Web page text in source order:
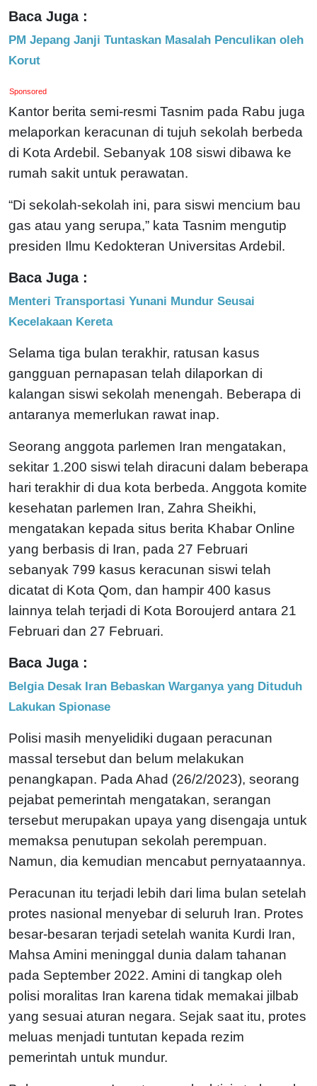
Baca Juga :
PM Jepang Janji Tuntaskan Masalah Penculikan oleh
Korut
Sponsored
Kantor berita semi-resmi Tasnim pada Rabu juga
melaporkan keracunan di tujuh sekolah berbeda
di Kota Ardebil. Sebanyak 108 siswi dibawa ke
rumah sakit untuk perawatan.
“Di sekolah-sekolah ini, para siswi mencium bau
gas atau yang serupa,” kata Tasnim mengutip
presiden Ilmu Kedokteran Universitas Ardebil.
Baca Juga :
Menteri Transportasi Yunani Mundur Seusai
Kecelakaan Kereta
Selama tiga bulan terakhir, ratusan kasus
gangguan pernapasan telah dilaporkan di
kalangan siswi sekolah menengah. Beberapa di
antaranya memerlukan rawat inap.
Seorang anggota parlemen Iran mengatakan,
sekitar 1.200 siswi telah diracuni dalam beberapa
hari terakhir di dua kota berbeda. Anggota komite
kesehatan parlemen Iran, Zahra Sheikhi,
mengatakan kepada situs berita Khabar Online
yang berbasis di Iran, pada 27 Februari
sebanyak 799 kasus keracunan siswi telah
dicatat di Kota Qom, dan hampir 400 kasus
lainnya telah terjadi di Kota Boroujerd antara 21
Februari dan 27 Februari.
Baca Juga :
Belgia Desak Iran Bebaskan Warganya yang Dituduh
Lakukan Spionase
Polisi masih menyelidiki dugaan peracunan
massal tersebut dan belum melakukan
penangkapan. Pada Ahad (26/2/2023), seorang
pejabat pemerintah mengatakan, serangan
tersebut merupakan upaya yang disengaja untuk
memaksa penutupan sekolah perempuan.
Namun, dia kemudian mencabut pernyataannya.
Peracunan itu terjadi lebih dari lima bulan setelah
protes nasional menyebar di seluruh Iran. Protes
besar-besaran terjadi setelah wanita Kurdi Iran,
Mahsa Amini meninggal dunia dalam tahanan
pada September 2022. Amini di tangkap oleh
polisi moralitas Iran karena tidak memakai jilbab
yang sesuai aturan negara. Sejak saat itu, protes
meluas menjadi tuntutan kepada rezim
pemerintah untuk mundur.